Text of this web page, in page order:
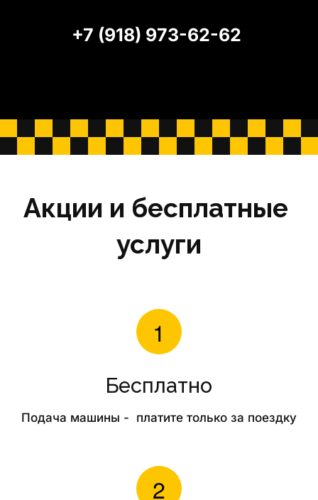
+7 (918) 973-62-62
Акции и бесплатные
услуги
Бесплатно
Подача машины -  платите только за поездку